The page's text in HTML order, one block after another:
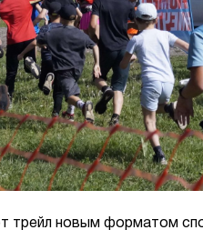
трейл новым форматом